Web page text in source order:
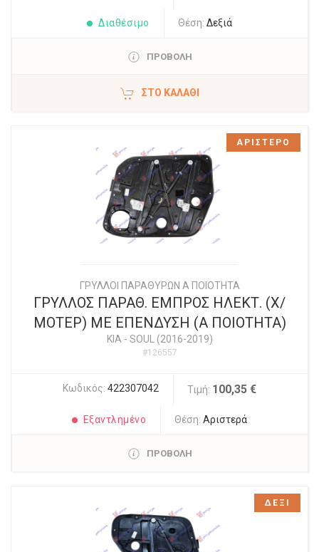
Διαθέσιμο Θέση: Δεξιά
ΠΡΟΒΟΛΗ
ΣΤΟ ΚΑΛΆΘΙ
ΓΡΥΛΛΟΙ ΠΑΡΑΘΥΡΩΝ Α ΠΟΙΟΤΗΤΑ
ΓΡΥΛΛΟΣ ΠΑΡΑΘ. ΕΜΠΡΟΣ ΗΛΕΚΤ. (Χ/
ΜΟΤΕΡ) ΜΕ ΕΠΕΝΔΥΣΗ (Α ΠΟΙΟΤΗΤΑ)
KIA - SOUL (2016-2019)
#126557
Κωδικός: 422307042 Τιμή: 100,35 €
Εξαντλημένο Θέση:Αριστερά
ΠΡΟΒΟΛΗ
ΑΡΙΣΤΕΡΟ
ΔΕΞΙ